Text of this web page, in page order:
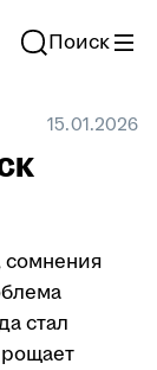
Поиск
15.01.2026
сомнения
стал